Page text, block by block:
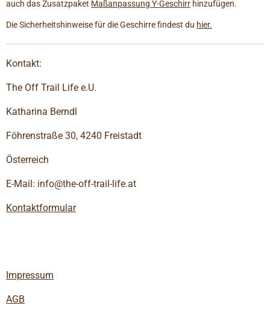
auch das Zusatzpaket Maßanpassung Y-Geschirr hinzufügen.
Die Sicherheitshinweise für die Geschirre findest du hier.
Kontakt:
The Off Trail Life e.U.
Katharina Berndl
Föhrenstraße 30, 4240 Freistadt
Österreich
E-Mail: info@the-off-trail-life.at
Kontaktformular
Impressum
AGB